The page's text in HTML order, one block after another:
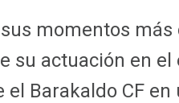
momentos
su actuación en
el Barakaldo CF